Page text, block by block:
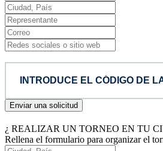
Enviar una solicitud
¿ REALIZAR UN TORNEO EN TU
Rellena el formulario para organizar el